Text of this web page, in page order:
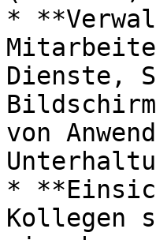
*
Dienste,
von
*
Kollegen